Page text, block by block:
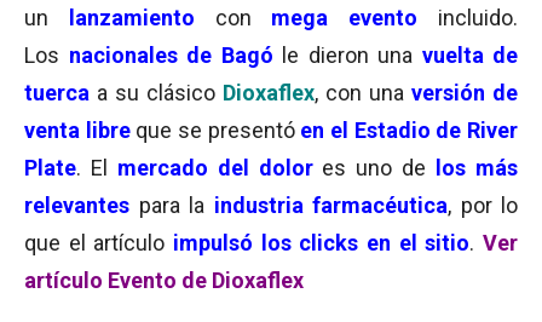
un
lanzamiento con mega evento incluido.
Los nacionales de Bagó le dieron una vuelta de
tuerca a su clásico Dioxaflex, con una versión de
venta libre que se presentó en el Estadio de River
Plate. El mercado del dolor es uno de
los más
relevantes para la industria farmacéutica, por lo
que el artículo impulsó los clicks en el sitio.Ver
artículo Evento de Dioxaflex